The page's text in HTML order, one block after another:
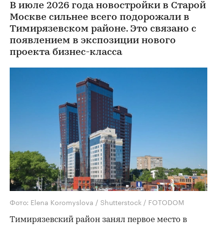
В июле 2026 года новостройки в Старой
Москве сильнее всего подорожали в
Тимирязевском районе. Это связано с
появлением в экспозиции нового
проекта бизнес-класса
Фото: Elena Koromyslova / Shutterstock / FOTODOM
Тимирязевский район занял первое место в